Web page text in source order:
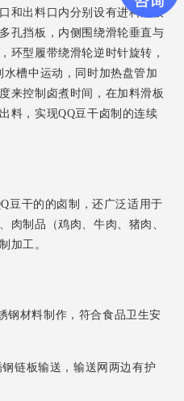
和出料口内分别设有进料滑板
孔挡板，内侧围绕滑轮垂直与
环型履带绕滑轮逆时针旋转，
槽中运动，同时加热盘管加
来控制卤煮时间，在加料滑板
料，实现QQ豆干卤制的连续
豆干的的卤制，还广泛适用于
肉制品（鸡肉、牛肉、猪肉、
加工。
钢材料制作，符合食品卫生安
链板输送，输送网两边有护